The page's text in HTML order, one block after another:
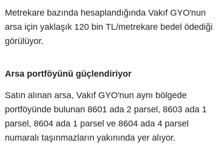
Metrekare bazında hesaplandığında Vakıf GYO'nun
arsa için yaklaşık 120 bin TL/metrekare bedel ödediği
görülüyor.
Arsa portföyünü güçlendiriyor
Satın alınan arsa, Vakıf GYO'nun aynı bölgede
portföyünde bulunan 8601 ada 2 parsel, 8603 ada 1
parsel, 8604 ada 1 parsel ve 8604 ada 4 parsel
numaralı taşınmazların yakınında yer alıyor.